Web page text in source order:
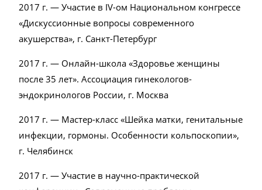
2017 г. — Участие в IV-ом Национальном конгрессе
«Дискуссионные вопросы современного
акушерства», г. Санкт-Петербург
2017 г. — Онлайн-школа «Здоровье женщины
после 35 лет». Ассоциация гинекологов-
эндокринологов России, г. Москва
2017 г. — Мастер-класс «Шейка матки, генитальные
инфекции, гормоны. Особенности кольпоскопии»,
г. Челябинск
2017 г. — Участие в научно-практической